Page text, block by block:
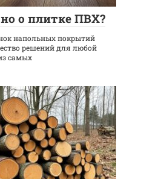
о плитке ПВХ?
напольных покрытий
решений для любой
самых